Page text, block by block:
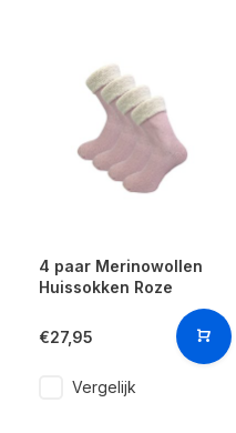
4 paar Merinowollen
Huissokken Roze
€27,95
Vergelijk